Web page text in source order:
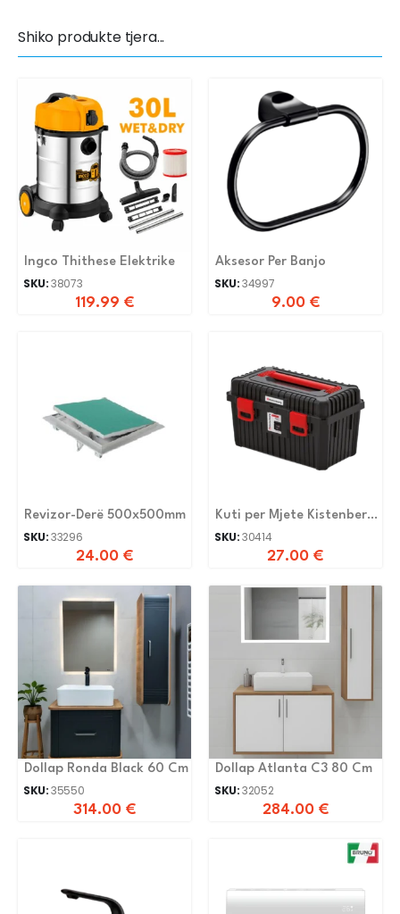
Shiko produkte tjera...
Ingco Thithese Elektrike
SKU:38073
119.99 €
Aksesor Per Banjo
SKU:34997
9.00 €
Revizor-Derë 500x500mm
SKU:33296
24.00 €
Kuti per Mjete Kistenberg
Khv603535-s411
SKU:30414
27.00 €
Dollap Ronda Black 60 Cm
SKU:35550
314.00 €
Dollap Atlanta C3 80 Cm
SKU:32052
284.00 €